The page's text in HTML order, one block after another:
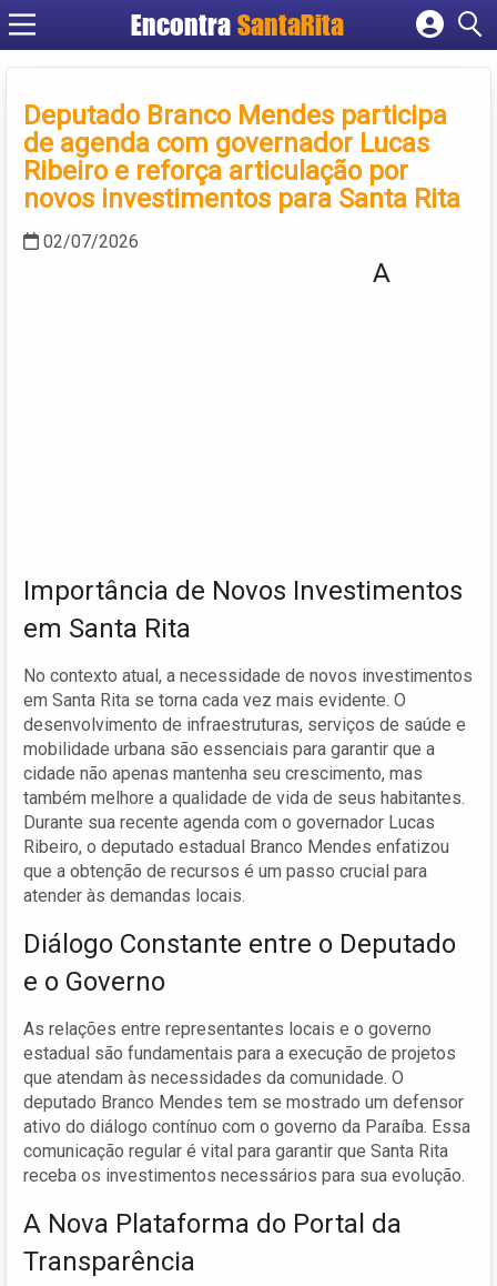
EncontraSantaRita
Cadastrar empresa
Criar conta
Deputado Branco Mendes participa
de agenda com governador Lucas
Ribeiro e reforça articulação por
novos investimentos para Santa Rita
02/07/2026
A
Importância de Novos Investimentos
em Santa Rita
No contexto atual, a necessidade de novos investimentos
em Santa Rita se torna cada vez mais evidente. O
desenvolvimento de infraestruturas, serviços de saúde e
mobilidade urbana são essenciais para garantir que a
cidade não apenas mantenha seu crescimento, mas
também melhore a qualidade de vida de seus habitantes.
Durante sua recente agenda com o governador Lucas
Ribeiro, o deputado estadual Branco Mendes enfatizou
que a obtenção de recursos é um passo crucial para
atender às demandas locais.
Diálogo Constante entre o Deputado
e o Governo
As relações entre representantes locais e o governo
estadual são fundamentais para a execução de projetos
que atendam às necessidades da comunidade. O
deputado Branco Mendes tem se mostrado um defensor
ativo do diálogo contínuo com o governo da Paraíba. Essa
comunicação regular é vital para garantir que Santa Rita
receba os investimentos necessários para sua evolução.
A Nova Plataforma do Portal da
Transparência